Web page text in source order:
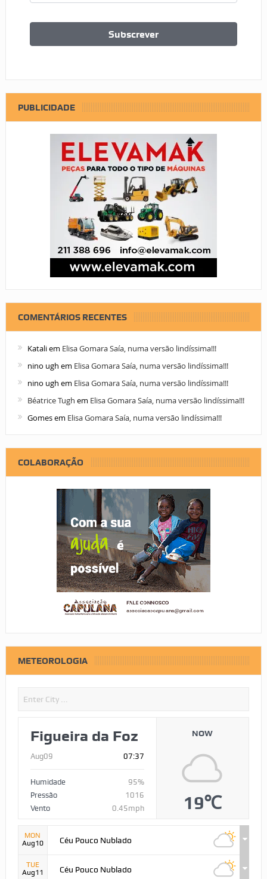
PUBLICIDADE
COMENTÁRIOS RECENTES
Kataliem Elisa Gomara Saía, numa versão lindíssima!!!
nino ugh em Elisa Gomara Saía, numa versão lindíssima!!!
nino ugh em Elisa Gomara Saía, numa versão lindíssima!!!
Béatrice Tugh em Elisa Gomara Saía, numa versão lindíssima!!!
Gomesem Elisa Gomara Saía, numa versão lindíssima!!!
COLABORAÇÃO
METEOROLOGIA
Figueira da Foz
Aug09 07:37
Humidade
95%
Pressão
1016
Vento
0.45mph
NOW
19℃
MON
Aug10
Céu Pouco Nublado
TUE
Aug11
Céu Pouco Nublado